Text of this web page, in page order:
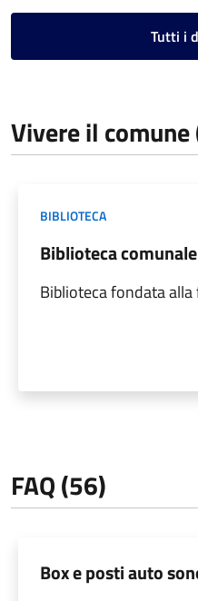
Tutti i
Vivere il comune
BIBLIOTECA
Biblioteca
Biblioteca fondata
FAQ (56)
Box e posti auto